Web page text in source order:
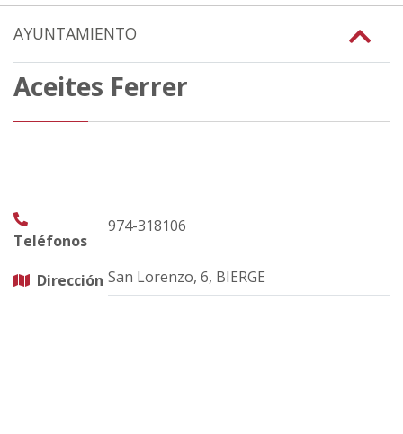
AYUNTAMIENTO
Aceites Ferrer
Teléfonos
974-318106
Dirección San Lorenzo, 6, BIERGE